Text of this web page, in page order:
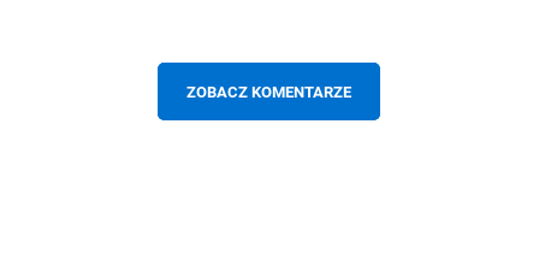
ZOBACZ KOMENTARZE